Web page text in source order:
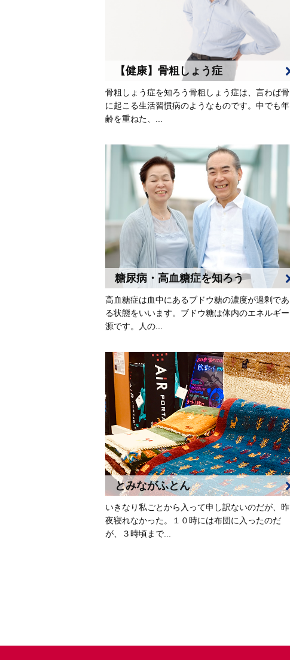
【健康】骨粗しょう症
骨粗しょう症を知ろう骨粗しょう症は、言わば骨
に起こる生活習慣病のようなものです。中でも年
齢を重ねた、...
糖尿病・高血糖症を知ろう
高血糖症は血中にあるブドウ糖の濃度が過剰であ
る状態をいいます。ブドウ糖は体内のエネルギー
源です。人の...
とみながふとん
いきなり私ごとから入って申し訳ないのだが、昨
夜寝れなかった。１０時には布団に入ったのだ
が、３時頃まで...